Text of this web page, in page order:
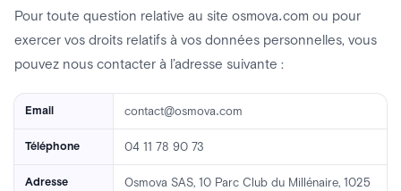
Pour toute question relative au site osmova.com ou pour
exercer vos droits relatifs à vos données personnelles, vous
pouvez nous contacter à l’adresse suivante :
Email contact@osmova.com
Téléphone 04 11 78 90 73
Adresse
Osmova SAS, 10 Parc Club du Millénaire, 1025